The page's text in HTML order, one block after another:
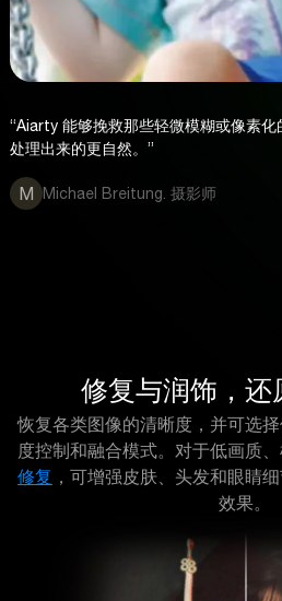
“Aiarty 能够挽救那些轻微模糊或像素
处理出来的更自然。”
M Michael Breitung. 摄影师
修复与润饰，还
恢复各类图像的清晰度，并可选
度控制和融合模式。对于低画质
修复 ，可增强皮肤、头发和眼睛
效果。